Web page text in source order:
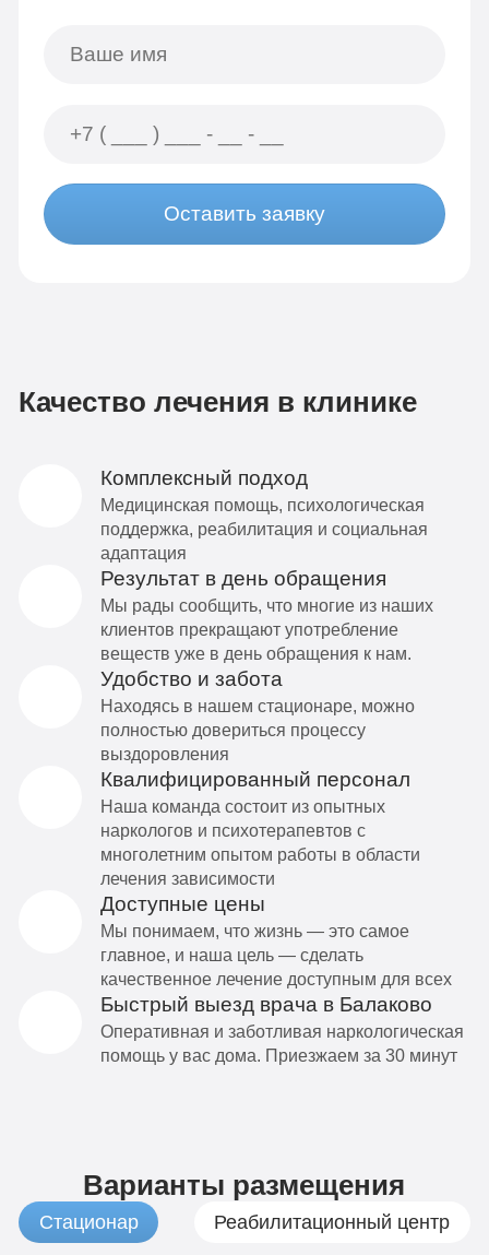
Оставить заявку
Качество лечения в клинике
Комплексный подход
Медицинская помощь, психологическая
поддержка, реабилитация и социальная
адаптация
Результат в день обращения
Мы рады сообщить, что многие из наших
клиентов прекращают употребление
веществ уже в день обращения к нам.
Удобство и забота
Находясь в нашем стационаре, можно
полностью довериться процессу
выздоровления
Квалифицированный персонал
Наша команда состоит из опытных
наркологов и психотерапевтов с
многолетним опытом работы в области
лечения зависимости
Доступные цены
Мы понимаем, что жизнь — это самое
главное, и наша цель — сделать
качественное лечение доступным для всех
Быстрый выезд врача в Балаково
Оперативная и заботливая наркологическая
помощь у вас дома. Приезжаем за 30 минут
Варианты размещения
Стационар Реабилитационный центр